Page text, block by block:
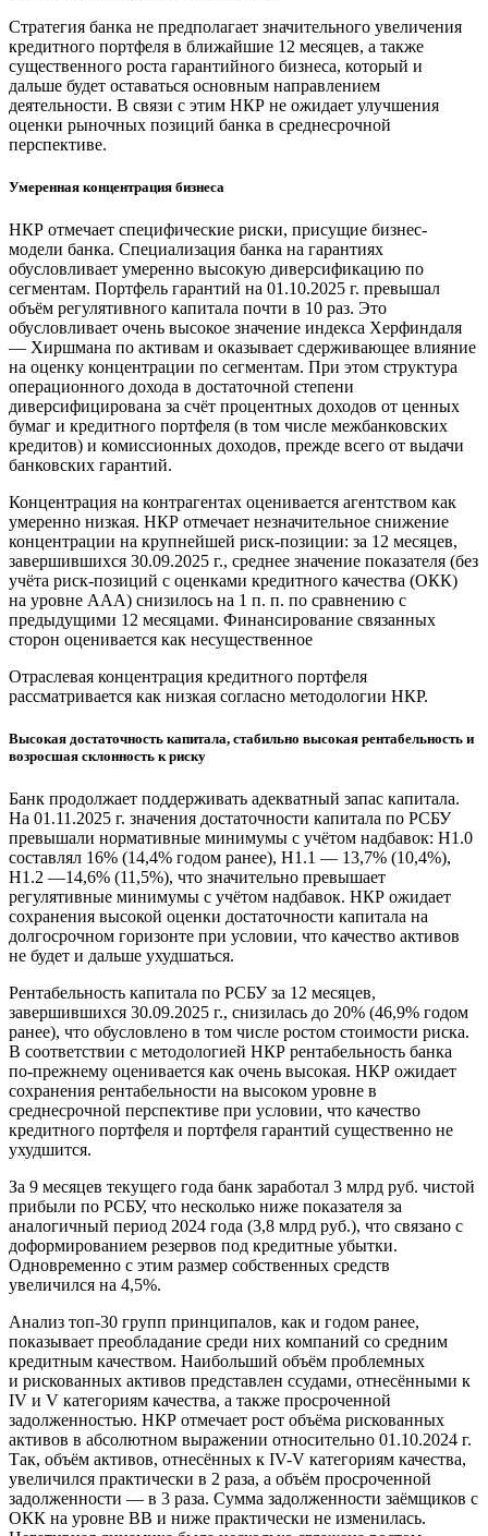
Стратегия банка не предполагает значительного увеличения
кредитного портфеля в ближайшие 12 месяцев, а также
существенного роста гарантийного бизнеса, который и
дальше будет оставаться основным направлением
деятельности. В связи с этим НКР не ожидает улучшения
оценки рыночных позиций банка в среднесрочной
перспективе.
Умеренная концентрация бизнеса
НКР отмечает специфические риски, присущие бизнес-
модели банка. Специализация банка на гарантиях
обусловливает умеренно высокую диверсификацию по
сегментам. Портфель гарантий на 01.10.2025 г. превышал
объём регулятивного капитала почти в 10 раз. Это
обусловливает очень высокое значение индекса Херфиндаля
— Хиршмана по активам и оказывает сдерживающее влияние
на оценку концентрации по сегментам. При этом структура
операционного дохода в достаточной степени
диверсифицирована за счёт процентных доходов от ценных
бумаг и кредитного портфеля (в том числе межбанковских
кредитов) и комиссионных доходов, прежде всего от выдачи
банковских гарантий.
Концентрация на контрагентах оценивается агентством как
умеренно низкая. НКР отмечает незначительное снижение
концентрации на крупнейшей риск-позиции: за 12 месяцев,
завершившихся 30.09.2025 г., среднее значение показателя (без
учёта риск-позиций с оценками кредитного качества (ОКК)
на уровне ААА) снизилось на 1 п. п. по сравнению с
предыдущими 12 месяцами. Финансирование связанных
сторон оценивается как несущественное
Отраслевая концентрация кредитного портфеля
рассматривается как низкая согласно методологии НКР.
Высокая достаточность капитала, стабильно высокая рентабельность и
возросшая склонность к риску
Банк продолжает поддерживать адекватный запас капитала.
На 01.11.2025 г. значения достаточности капитала по РСБУ
превышали нормативные минимумы с учётом надбавок: Н1.0
составлял 16% (14,4% годом ранее), Н1.1 — 13,7% (10,4%),
Н1.2 —14,6% (11,5%), что значительно превышает
регулятивные минимумы с учётом надбавок. НКР ожидает
сохранения высокой оценки достаточности капитала на
долгосрочном горизонте при условии, что качество активов
не будет и дальше ухудшаться.
Рентабельность капитала по РСБУ за 12 месяцев,
завершившихся 30.09.2025 г., снизилась до 20% (46,9% годом
ранее), что обусловлено в том числе ростом стоимости риска.
В соответствии с методологией НКР рентабельность банка
по-прежнему оценивается как очень высокая. НКР ожидает
сохранения рентабельности на высоком уровне в
среднесрочной перспективе при условии, что качество
кредитного портфеля и портфеля гарантий существенно не
ухудшится.
За 9 месяцев текущего года банк заработал 3 млрд руб. чистой
прибыли по РСБУ, что несколько ниже показателя за
аналогичный период 2024 года (3,8 млрд руб.), что связано с
доформированием резервов под кредитные убытки.
Одновременно с этим размер собственных средств
увеличился на 4,5%.
Анализ топ-30 групп принципалов, как и годом ранее,
показывает преобладание среди них компаний со средним
кредитным качеством. Наибольший объём проблемных
и рискованных активов представлен ссудами, отнесёнными к
IV и V категориям качества, а также просроченной
задолженностью. НКР отмечает рост объёма рискованных
активов в абсолютном выражении относительно 01.10.2024 г.
Так, объём активов, отнесённых к IV-V категориям качества,
увеличился практически в 2 раза, а объём просроченной
задолженности — в 3 раза. Сумма задолженности заёмщиков с
ОКК на уровне ВВ и ниже практически не изменилась.